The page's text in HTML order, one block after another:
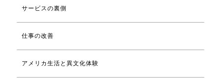
サービスの裏側
仕事の改善
アメリカ生活と異文化体験